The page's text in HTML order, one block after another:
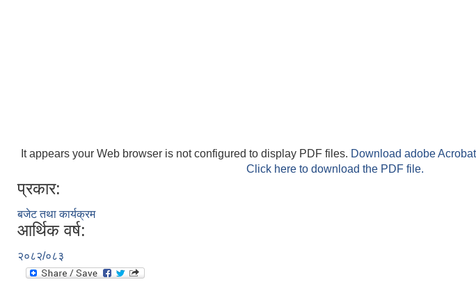
It appears your Web browser is not configured to display PDF files. Download adobe Acrobat
Click here to download the PDF file.
प्रकार:
बजेट तथा कार्यक्रम
आर्थिक वर्ष:
२०८२/०८३